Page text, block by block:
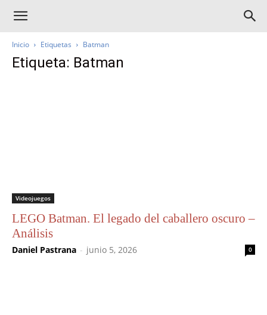
Inicio Etiquetas Batman
Etiqueta: Batman
Videojuegos
LEGO Batman. El legado del caballero oscuro –
Análisis
Daniel Pastrana - junio 5, 2026 0